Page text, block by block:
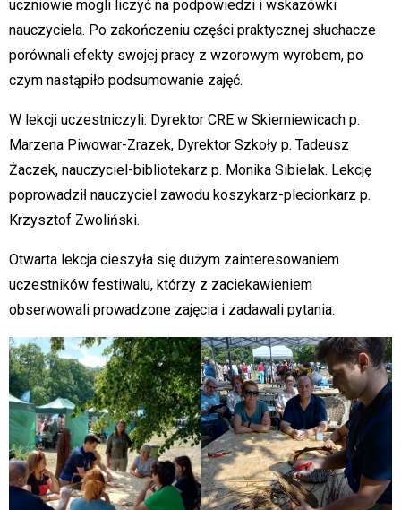
uczniowie mogli liczyć na podpowiedzi i wskazówki
nauczyciela. Po zakończeniu części praktycznej słuchacze
porównali efekty swojej pracy z wzorowym wyrobem, po
czym nastąpiło podsumowanie zajęć.
W lekcji uczestniczyli: Dyrektor CRE w Skierniewicach p.
Marzena Piwowar-Zrazek, Dyrektor Szkoły p. Tadeusz
Żaczek, nauczyciel-bibliotekarz p. Monika Sibielak. Lekcję
poprowadził nauczyciel zawodu koszykarz-plecionkarz p.
Krzysztof Zwoliński.
Otwarta lekcja cieszyła się dużym zainteresowaniem
uczestników festiwalu, którzy z zaciekawieniem
obserwowali prowadzone zajęcia i zadawali pytania.